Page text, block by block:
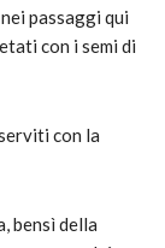
passaggi qui
con i semi di
con la
bensì della